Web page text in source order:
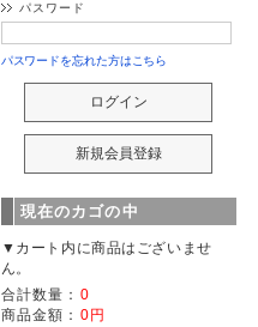
パスワード
パスワードを忘れた方はこちら
現在のカゴの中
▼カート内に商品はございませ
ん。
合計数量： 0
商品金額： 0円